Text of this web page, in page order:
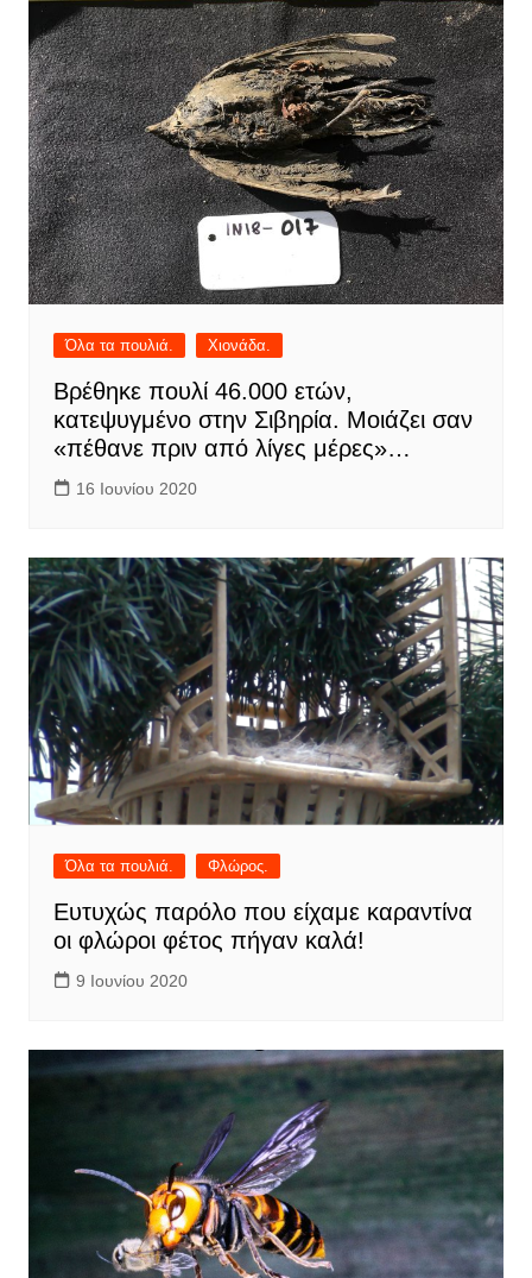
Όλα τα πουλιά. Χιονάδα.
Βρέθηκε πουλί 46.000 ετών,
κατεψυγμένο στην Σιβηρία. Μοιάζει σαν
«πέθανε πριν από λίγες μέρες»…
16 Ιουνίου 2020
Όλα τα πουλιά. Φλώρος.
Ευτυχώς παρόλο που είχαμε καραντίνα
οι φλώροι φέτος πήγαν καλά!
9 Ιουνίου 2020